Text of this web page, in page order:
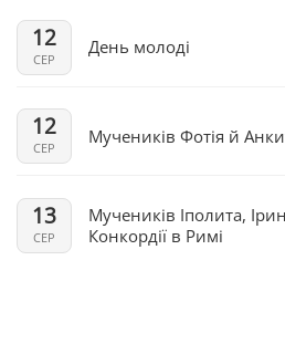
12
СЕР
День молоді
12
СЕР
Мучеників Фотія й
13
СЕР
Мучеників Іполита,
Конкордії в Римі